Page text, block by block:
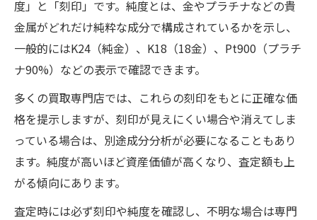
貴金属査定時の注意点とトラブル回避策
正しい知識で査定額の根拠を理解する方法
手放す前に確認したい貴金属の価値
貴金属の価値を見極める基本的なチェック
ポイント
手元の貴金属が持つ資産価値を再確認しよ
う
貴金属の種類別に価値の違いを把握する方
法
度」と「刻印」です。純度とは、金やプラチナなどの貴
金属がどれだけ純粋な成分で構成されているかを示し、
一般的にはK24（純金）、K18（18金）、Pt900（プラチ
ナ90%）などの表示で確認できます。
多くの買取専門店では、これらの刻印をもとに正確な価
格を提示しますが、刻印が見えにくい場合や消えてしま
っている場合は、別途成分分析が必要になることもあり
ます。純度が高いほど資産価値が高くなり、査定額も上
がる傾向にあります。
査定時には必ず刻印や純度を確認し、不明な場合は専門